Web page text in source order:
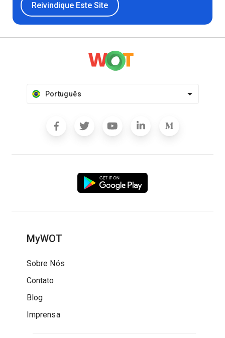
Reivindique Este Site
Português
MyWOT
Sobre Nós
Contato
Blog
Imprensa